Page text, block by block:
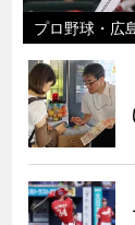
プロ野球・広